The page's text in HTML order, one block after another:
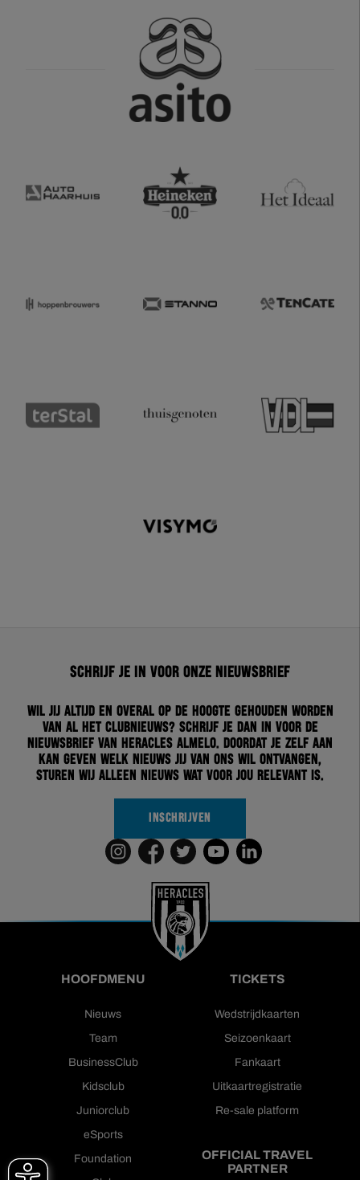
Schrijf je in voor onze nieuwsbrief
Wil jij altijd en overal op de hoogte gehouden worden
van al het clubnieuws? Schrijf je dan in voor de
nieuwsbrief van Heracles Almelo. Doordat je zelf aan
kan geven welk nieuws jij van ons wil ontvangen,
sturen wij alleen nieuws wat voor jou relevant is.
INSCHRIJVEN
HOOFDMENU
Nieuws
Team
BusinessClub
Kidsclub
Juniorclub
eSports
Foundation
TICKETS
Wedstrijdkaarten
Seizoenkaart
Fankaart
Uitkaartregistratie
Re-sale platform
OFFICIAL TRAVEL
PARTNER